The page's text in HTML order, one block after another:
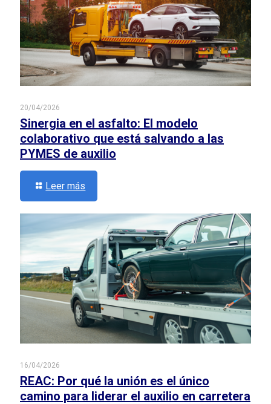
20/04/2026
Sinergia en el asfalto: El modelo
colaborativo que está salvando a las
PYMES de auxilio
Leer más
16/04/2026
REAC: Por qué la unión es el único
camino para liderar el auxilio en carretera